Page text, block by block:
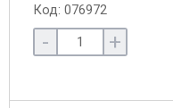
Код: 076972
- +